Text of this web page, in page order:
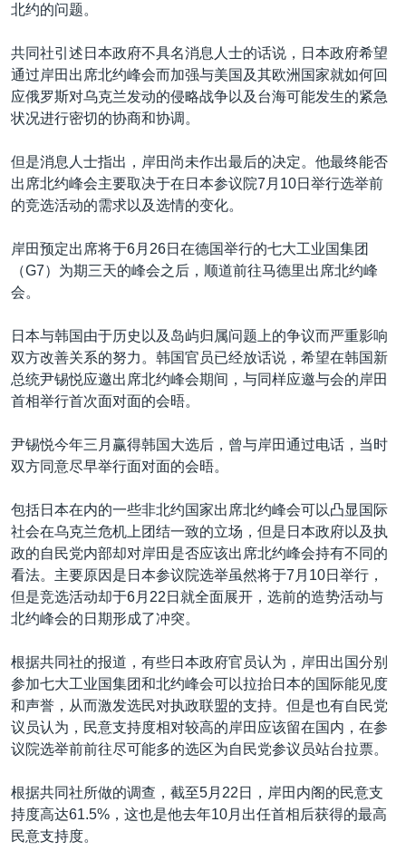
北约的问题。
共同社引述日本政府不具名消息人士的话说，日本政府希望
通过岸田出席北约峰会而加强与美国及其欧洲国家就如何回
应俄罗斯对乌克兰发动的侵略战争以及台海可能发生的紧急
状况进行密切的协商和协调。
但是消息人士指出，岸田尚未作出最后的决定。他最终能否
出席北约峰会主要取决于在日本参议院7月10日举行选举前
的竞选活动的需求以及选情的变化。
岸田预定出席将于6月26日在德国举行的七大工业国集团
（G7）为期三天的峰会之后，顺道前往马德里出席北约峰
会。
日本与韩国由于历史以及岛屿归属问题上的争议而严重影响
双方改善关系的努力。韩国官员已经放话说，希望在韩国新
总统尹锡悦应邀出席北约峰会期间，与同样应邀与会的岸田
首相举行首次面对面的会晤。
尹锡悦今年三月赢得韩国大选后，曾与岸田通过电话，当时
双方同意尽早举行面对面的会晤。
包括日本在内的一些非北约国家出席北约峰会可以凸显国际
社会在乌克兰危机上团结一致的立场，但是日本政府以及执
政的自民党内部却对岸田是否应该出席北约峰会持有不同的
看法。主要原因是日本参议院选举虽然将于7月10日举行，
但是竞选活动却于6月22日就全面展开，选前的造势活动与
北约峰会的日期形成了冲突。
根据共同社的报道，有些日本政府官员认为，岸田出国分别
参加七大工业国集团和北约峰会可以拉抬日本的国际能见度
和声誉，从而激发选民对执政联盟的支持。但是也有自民党
议员认为，民意支持度相对较高的岸田应该留在国内，在参
议院选举前前往尽可能多的选区为自民党参议员站台拉票。
根据共同社所做的调查，截至5月22日，岸田内阁的民意支
持度高达61.5%，这也是他去年10月出任首相后获得的最高
民意支持度。